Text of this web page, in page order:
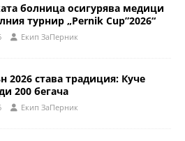
болница осигурява медици
турнир „Pernik Cup”2026“
Eкип ЗаПерник
2026 става традиция: Куче
200 бегача
Eкип ЗаПерник